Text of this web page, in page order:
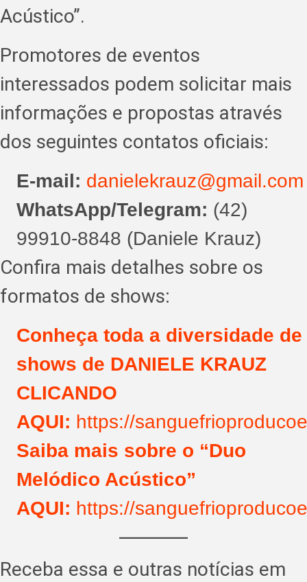
Acústico”.
Promotores de eventos
interessados podem solicitar mais
informações e propostas através
dos seguintes contatos oficiais:
E-mail: danielekrauz@gmail.com
WhatsApp/Telegram: (42)
99910-8848 (Daniele Krauz)
Confira mais detalhes sobre os
formatos de shows:
Conheça toda a diversidade de
shows de DANIELE KRAUZ
CLICANDO
AQUI: https://
Saiba mais sobre o “Duo
Melódico Acústico”
AQUI: https://
Receba essa e outras notícias em